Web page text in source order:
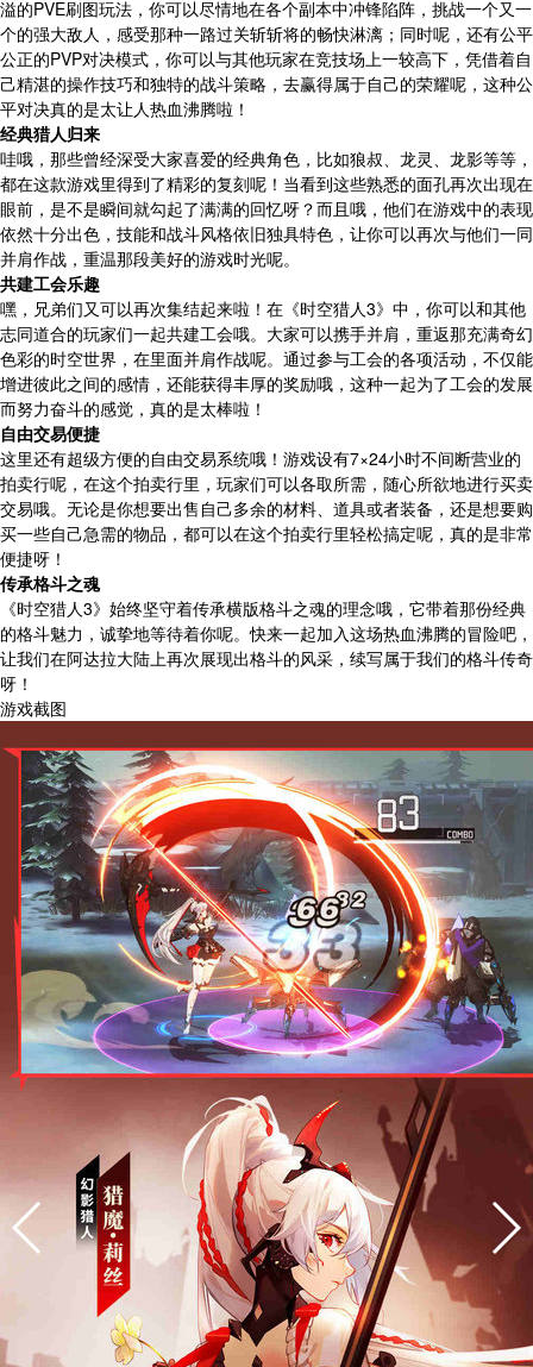
溢的PVE刷图玩法，你可以尽情地在各个副本中冲锋陷阵，挑战一个又一
个的强大敌人，感受那种一路过关斩斩将的畅快淋漓；同时呢，还有公平
公正的PVP对决模式，你可以与其他玩家在竞技场上一较高下，凭借着自
己精湛的操作技巧和独特的战斗策略，去赢得属于自己的荣耀呢，这种公
平对决真的是太让人热血沸腾啦！
经典猎人归来
哇哦，那些曾经深受大家喜爱的经典角色，比如狼叔、龙灵、龙影等等，
都在这款游戏里得到了精彩的复刻呢！当看到这些熟悉的面孔再次出现在
眼前，是不是瞬间就勾起了满满的回忆呀？而且哦，他们在游戏中的表现
依然十分出色，技能和战斗风格依旧独具特色，让你可以再次与他们一同
并肩作战，重温那段美好的游戏时光呢。
共建工会乐趣
嘿，兄弟们又可以再次集结起来啦！在《时空猎人3》中，你可以和其他
志同道合的玩家们一起共建工会哦。大家可以携手并肩，重返那充满奇幻
色彩的时空世界，在里面并肩作战呢。通过参与工会的各项活动，不仅能
增进彼此之间的感情，还能获得丰厚的奖励哦，这种一起为了工会的发展
而努力奋斗的感觉，真的是太棒啦！
自由交易便捷
这里还有超级方便的自由交易系统哦！游戏设有7×24小时不间断营业的
拍卖行呢，在这个拍卖行里，玩家们可以各取所需，随心所欲地进行买卖
交易哦。无论是你想要出售自己多余的材料、道具或者装备，还是想要购
买一些自己急需的物品，都可以在这个拍卖行里轻松搞定呢，真的是非常
便捷呀！
传承格斗之魂
《时空猎人3》始终坚守着传承横版格斗之魂的理念哦，它带着那份经典
的格斗魅力，诚挚地等待着你呢。快来一起加入这场热血沸腾的冒险吧，
让我们在阿达拉大陆上再次展现出格斗的风采，续写属于我们的格斗传奇
呀！
游戏截图